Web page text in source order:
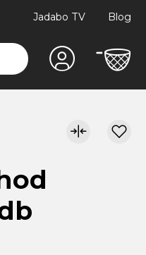
Jadabo TV Blog